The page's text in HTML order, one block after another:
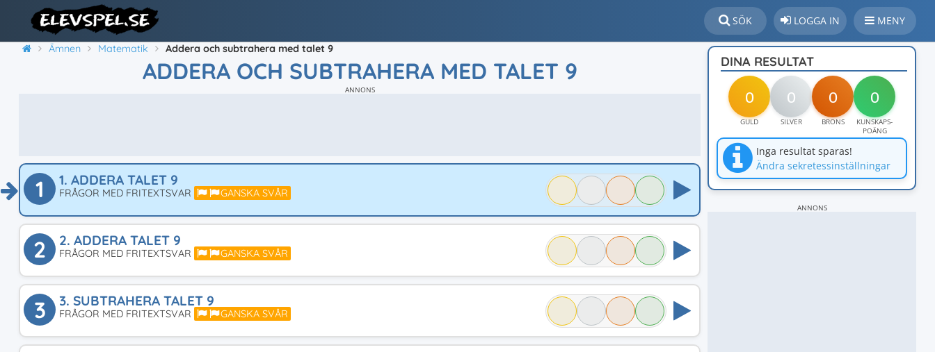
SÖK LOGGA IN MENY
Ämnen Matematik Addera och subtrahera med talet 9
ADDERA OCH SUBTRAHERA MED TALET 9
ANNONS
1 1. ADDERA TALET 9
FRÅGOR MED FRITEXTSVAR GANSKA SVÅR
2 2. ADDERA TALET 9
FRÅGOR MED FRITEXTSVAR GANSKA SVÅR
3 3. SUBTRAHERA TALET 9
FRÅGOR MED FRITEXTSVAR GANSKA SVÅR
DINA RESULTAT
0 0 0 0
GULD SILVER BRONS
KUNSKAPS-
POÄNG
Inga resultat sparas!
Ändra sekretessinställningar
ANNONS